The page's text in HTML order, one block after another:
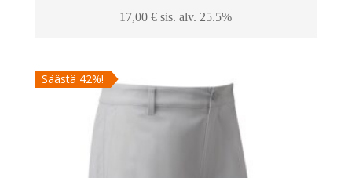
17,00€ sis. alv. 25.5%
Säästä 42%!